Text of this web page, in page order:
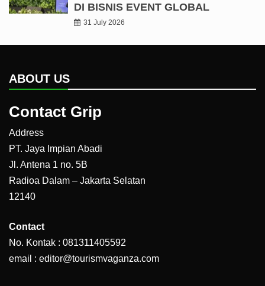
DI BISNIS EVENT GLOBAL
31 July 2026
ABOUT US
Contact Grip
Address
PT. Jaya Impian Abadi
Jl. Antena 1 no. 5B
Radioa Dalam – Jakarta Selatan
12140
Contact
No. Kontak : 081311405592
email : editor@tourismvaganza.com